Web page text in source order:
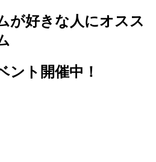
が好きな人にオスス
ント開催中！